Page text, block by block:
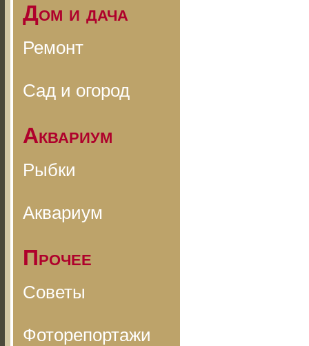
Дом и дача
Ремонт
Сад и огород
Аквариум
Рыбки
Аквариум
Прочее
Советы
Фоторепортажи